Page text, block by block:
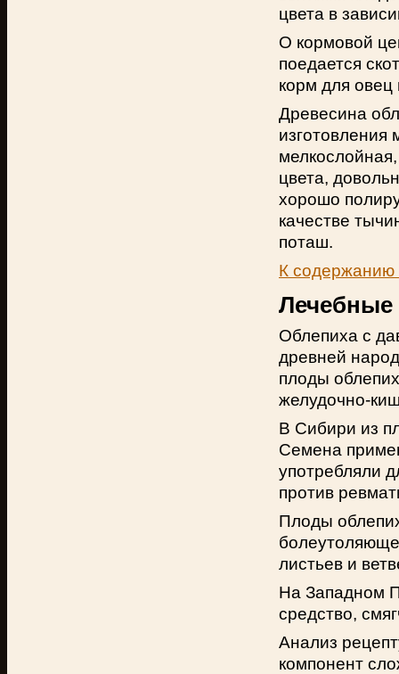
цвета в
О кормовой
поедается
корм для
Древесина
цвета,
хорошо
качестве
поташ.
К содержанию
Лечебные
Облепиха с
древней
плоды
желудочно-
В Сибири из
Семена
употребляли
против
Плоды
листьев и
На Западном
средство,
Анализ
компонент